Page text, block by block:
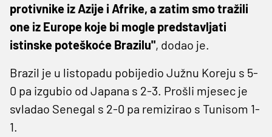
protivnike iz Azije i Afrike, a zatim smo tražili
one iz Europe koje bi mogle predstavljati
istinske poteškoće Brazilu", dodao je.
Brazil je u listopadu pobijedio Južnu Koreju s 5-
0 pa izgubio od Japana s 2-3. Prošli mjesec je
svladao Senegal s 2-0 pa remizirao s Tunisom 1-
1.